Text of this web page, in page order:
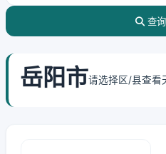
查
岳阳市请选择区/县查看